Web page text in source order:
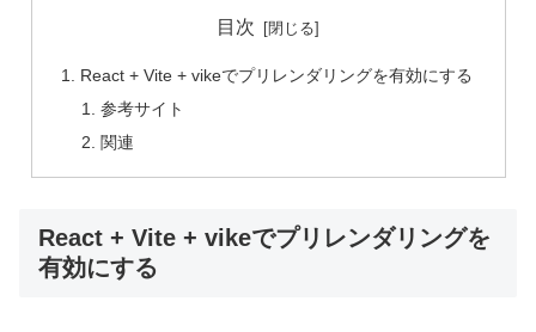
目次
React + Vite + vikeでプリレンダリングを有効にする
参考サイト
関連
React + Vite + vikeでプリレンダリングを
有効にする